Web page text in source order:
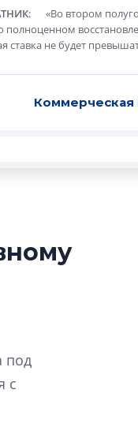
: «Во втором
полноценном
ставка не будет
под
с
цен между
Своим мнением
Ольга